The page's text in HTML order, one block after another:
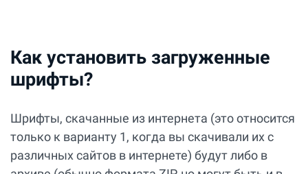
Как установить загруженные
шрифты?
Шрифты, скачанные из интернета (это относится
только к варианту 1, когда вы скачивали их с
различных сайтов в интернете) будут либо в